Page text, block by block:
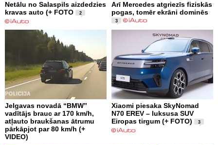
Netālu no Salaspils aizdedzies
kravas auto (+ FOTO
2
Arī Mercedes atgriezīs fiziskās
pogas, tomēr ekrāni dominēs
3
Jelgavas novadā “BMW”
vadītājs brauc ar 170 km/h,
atļauto braukšanas ātrumu
pārkāpjot par 80 km/h (+
VIDEO)
Xiaomi piesaka SkyNomad
N70 EREV – luksusa SUV
Eiropas tirgum (+ FOTO)
3